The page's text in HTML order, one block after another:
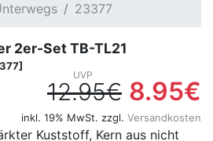
23377
2er-Set TB-TL21
12.95€ 8.95€
inkl. 19% MwSt. zzgl. Versandkosten
Kuststoff, Kern aus nicht